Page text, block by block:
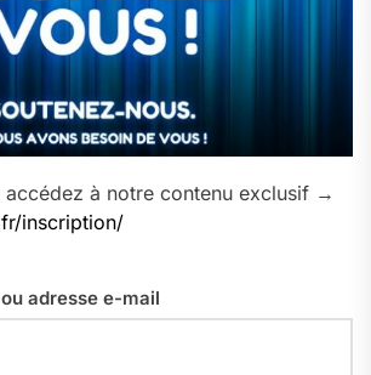
accédez à notre contenu exclusif →
inscription/
adresse e-mail